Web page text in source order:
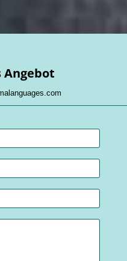
Angebot